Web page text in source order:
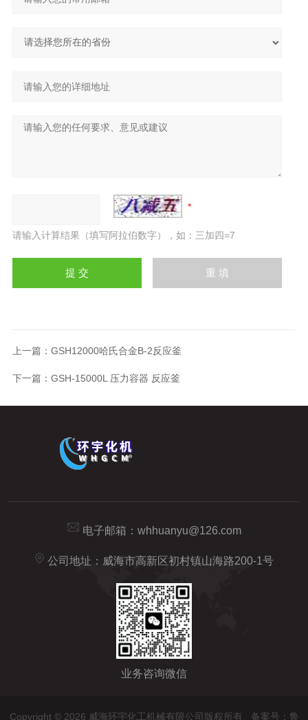
请输入计算结果（填写阿拉伯数字），如：三加四=7
上一篇： GSH12000哈氏合金B-2反应釜
下一篇： GSH-15000L 压力容器 反应釜
电子邮箱： whhuanyu@126.com
公司地址：威海市高新区初村镇山海路200-1号
业务咨询微信
Copyright © 2026 威海环宇化工机械有限公司版权所有 备案号：鲁